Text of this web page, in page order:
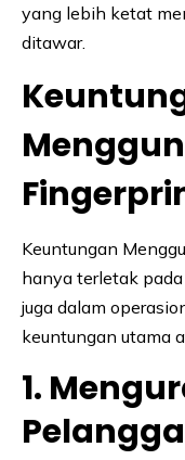
yang lebih ketat
ditawar.
Keuntungan
hanya terletak
juga dalam
keuntungan utama
1.